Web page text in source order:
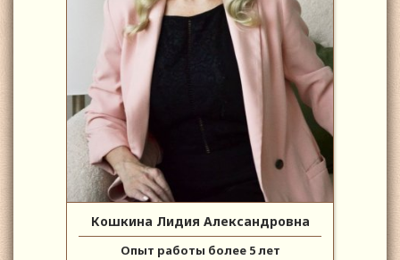
Кошкина Лидия Александровна
Опыт работы более 5 лет